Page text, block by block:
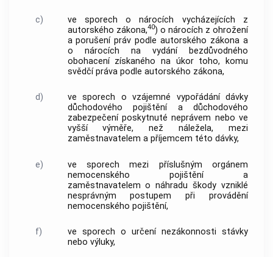
c)
ve sporech o nárocích vycházejících z
autorského zákona,40) o nárocích z ohrožení
a porušení práv podle autorského zákona a
o nárocích na vydání bezdůvodného
obohacení získaného na úkor toho, komu
svědčí práva podle autorského zákona,
d)
ve sporech o vzájemné vypořádání dávky
důchodového pojištění a důchodového
zabezpečení poskytnuté neprávem nebo ve
vyšší výměře, než náležela, mezi
zaměstnavatelem a příjemcem této dávky,
e)
ve sporech mezi příslušným orgánem
nemocenského pojištění a
zaměstnavatelem o náhradu škody vzniklé
nesprávným postupem při provádění
nemocenského pojištění,
f)
ve sporech o určení nezákonnosti stávky
nebo výluky,